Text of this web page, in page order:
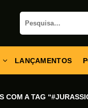
Pesquisar
por:
LANÇAMENTOS
COM A TAG